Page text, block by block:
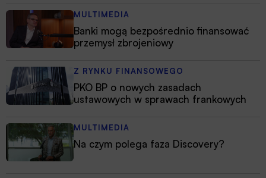
MULTIMEDIA
Banki mogą bezpośrednio finansować
przemysł zbrojeniowy
Z RYNKU FINANSOWEGO
PKO BP o nowych zasadach
ustawowych w sprawach frankowych
MULTIMEDIA
Na czym polega faza Discovery?